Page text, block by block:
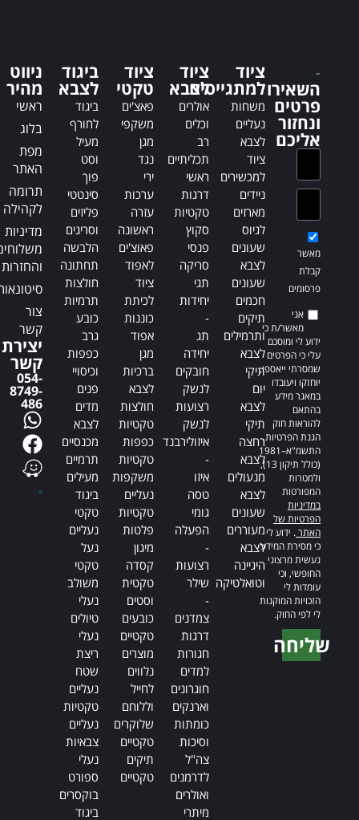
t
i
v
e
השאירו
פרטים
ונחזור
אליכם
מאשר
קבלת
פרסומים
אני
מאשר/ת כי
ידוע לי ומוסכם
עלי כי הפרטים
שמסרתי ייאספו,
יוחזקו ויעובדו
במאגר מידע
בהתאם
להוראות חוק
הגנת הפרטיות,
התשמ"א–1981
(כולל תיקון 13),
ולמטרות
המפורטות
במדיניות
הפרטיות של
האתר. ידוע לי
כי מסירת המידע
נעשית מרצוני
החופשי, וכי
עומדות לי
הזכויות המוקנות
לי לפי החוק.
שליחה
ציוד
למתגייסים
משחות
נעליים
לצבא
ציוד
למכשירים
ניידים
מארזים
לגיוס
שעונים
לצבא
שעונים
חכמים
תיקים
ותרמילים
לצבא
תיקי
יום
לצבא
תיקי
רחצה
לצבא
מנעולים
לצבא
שעונים
מעוררים
לצבא
היגיינה
וטואלטיקה
ציוד
לצבא
אולרים
וכלים
רב
תכליתיים
ראשי
דרגות
טקטיות
סקוץ
פנסי
סריקה
תגי
יחידות
-
תג
יחידה
חובקים
לנשק
רצועות
לנשק
איזולירבנד
-
איזו
טסה
גומי
הפעלה
-
רצועות
שילר
-
צמדנים
דרגות
חגורות
למדים
חוגרונים
וארנקים
כומתות
וסיכות
צה"ל
לדרמנים
ואולרים
מיתרי
ציוד
טקטי
פאצ'ים
משקפי
מגן
נגד
ירי
ערכות
עזרה
ראשונה
פאוצ'ים
לאפוד
ציוד
לכיתת
כוננות
אפוד
מגן
ברכיות
לצבא
חולצות
טקטיות
כפפות
טקטיות
משקפות
נעליים
טקטיות
פלטות
מיגון
קסדה
טקטית
וסטים
כובעים
טקטיים
מוצרים
נלווים
לחייל
וללוחם
שלוקרים
טקטיים
תיקים
טקטיים
ביגוד
לצבא
ביגוד
לחורף
מעיל
וסט
פוך
סינטטי
פליזים
וסריגים
הלבשה
תחתונה
חולצות
תרמיות
כובע
גרב
כפפות
וכיסויי
פנים
מדים
לצבא
מכנסיים
תרמיים
מעילים
ביגוד
טקטי
נעליים
נעל
טקטי
משולב
נעלי
טיולים
נעלי
ריצת
שטח
נעליים
טקטיות
נעליים
צבאיות
נעלי
ספורט
בוקסרים
ביגוד
ניווט
מהיר
ראשי
בלוג
מפת
האתר
תרומה
לקהילה
מדיניות
והחזרות
צור
קשר
יצירת
קשר
054-
8749-
486